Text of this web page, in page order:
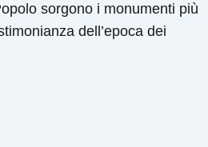
sorgono i monumenti più
dell’epoca dei